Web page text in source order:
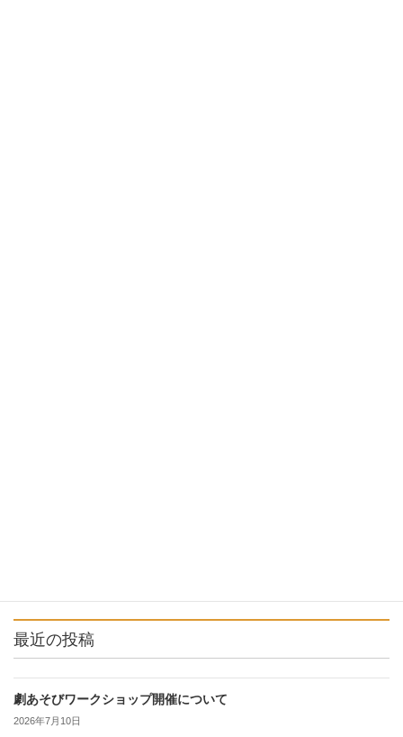
最近の投稿
劇あそびワークショップ開催について
2026年7月10日